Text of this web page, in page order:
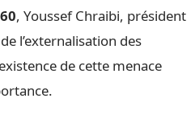
, Youssef Chraibi, président
l’externalisation des
de cette menace